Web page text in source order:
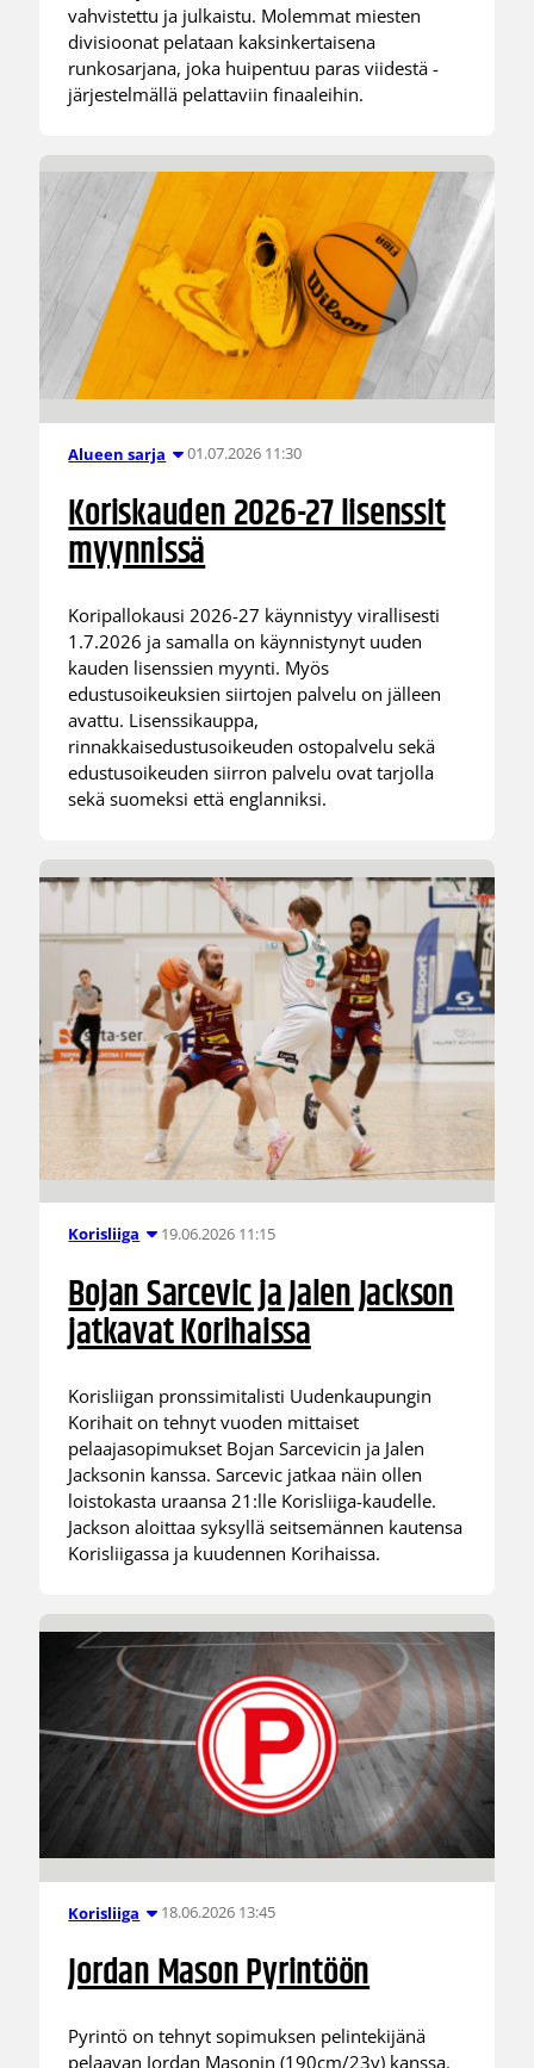
vahvistettu ja julkaistu. Molemmat miesten
divisioonat pelataan kaksinkertaisena
runkosarjana, joka huipentuu paras viidestä -
järjestelmällä pelattaviin finaaleihin.
Alueen sarja 01.07.2026 11:30
Koriskauden 2026-27 lisenssit
myynnissä
Koripallokausi 2026-27 käynnistyy virallisesti
1.7.2026 ja samalla on käynnistynyt uuden
kauden lisenssien myynti. Myös
edustusoikeuksien siirtojen palvelu on jälleen
avattu. Lisenssikauppa,
rinnakkaisedustusoikeuden ostopalvelu sekä
edustusoikeuden siirron palvelu ovat tarjolla
sekä suomeksi että englanniksi.
Korisliiga 19.06.2026 11:15
Bojan Sarcevic ja Jalen Jackson
jatkavat Korihaissa
Korisliigan pronssimitalisti Uudenkaupungin
Korihait on tehnyt vuoden mittaiset
pelaajasopimukset Bojan Sarcevicin ja Jalen
Jacksonin kanssa. Sarcevic jatkaa näin ollen
loistokasta uraansa 21:lle Korisliiga-kaudelle.
Jackson aloittaa syksyllä seitsemännen kautensa
Korisliigassa ja kuudennen Korihaissa.
Korisliiga 18.06.2026 13:45
Jordan Mason Pyrintöön
Pyrintö on tehnyt sopimuksen pelintekijänä
pelaavan Jordan Masonin (190cm/23v) kanssa.